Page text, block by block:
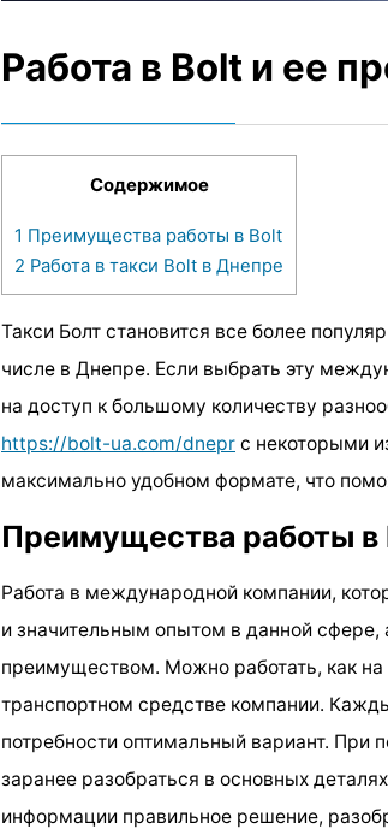
Работа в Bolt и ее
Содержимое
1 Преимущества работы в Bolt
2 Работа в такси Bolt в Днепре
Такси Болт становится все более
числе в Днепре. Если выбрать эту
на доступ к большому количеству
https://bolt-ua.com/dnepr с некоторыми
максимально удобном формате, что
Преимущества работы в
Работа в международной компании,
и значительным опытом в данной сфере,
преимуществом. Можно работать, как на
транспортном средстве компании.
потребности оптимальный вариант.
заранее разобраться в основных
информации правильное решение,